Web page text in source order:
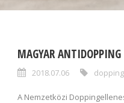
MAGYAR
2018.07.06 dopping
A Nemzetközi